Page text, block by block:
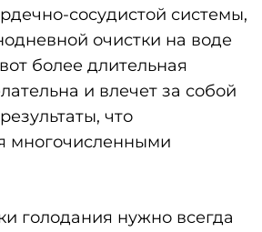
сосудистой системы,
очистки на воде
более длительная
и влечет за собой
что
многочисленными
голодания нужно всегда